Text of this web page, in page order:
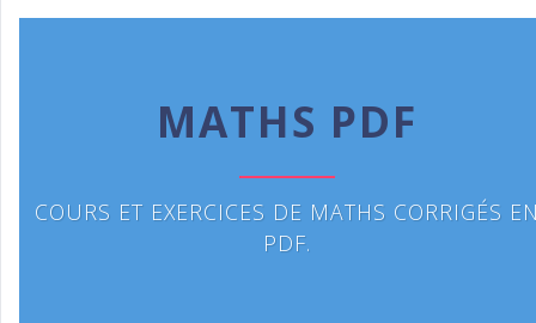
MATHS PDF
COURS ET EXERCICES DE MATHS CORRIGÉS
PDF.